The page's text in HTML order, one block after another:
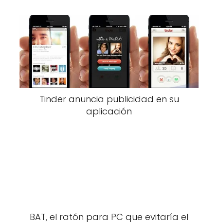
Tinder anuncia publicidad en su
aplicación
BAT, el ratón para PC que evitaría el